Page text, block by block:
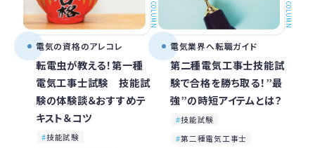
COLUMN
電気の資格のアレコレ
転電虫が教える！第一種
電気工事士試験 技能試
験の体験談＆おすすめテ
キスト＆コツ
技能試験
COLUMN
電気業界へ転職ガイド
第二種電気工事士技能試
験で合格を勝ち取る！”最
強”の時短アイテムとは？
技能試験
第二種電気工事士